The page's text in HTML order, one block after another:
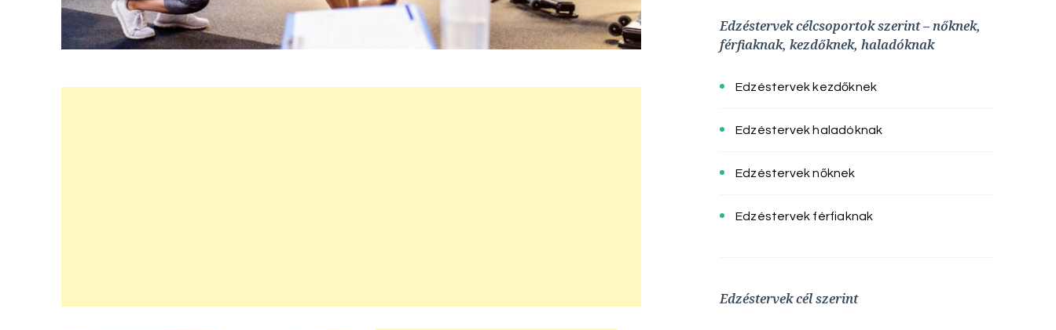
Edzéstervek célcsoportok szerint – nőknek,
férfiaknak, kezdőknek, haladóknak
Edzéstervek kezdőknek
Edzéstervek haladóknak
Edzéstervek nőknek
Edzéstervek férfiaknak
Edzéstervek cél szerint